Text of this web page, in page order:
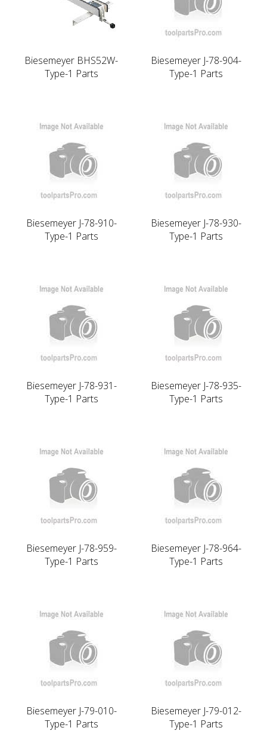
Biesemeyer BHS52W-
Type-1 Parts
Biesemeyer J-78-904-
Type-1 Parts
Biesemeyer J-78-910-
Type-1 Parts
Biesemeyer J-78-930-
Type-1 Parts
Biesemeyer J-78-931-
Type-1 Parts
Biesemeyer J-78-935-
Type-1 Parts
Biesemeyer J-78-959-
Type-1 Parts
Biesemeyer J-78-964-
Type-1 Parts
Biesemeyer J-79-010-
Type-1 Parts
Biesemeyer J-79-012-
Type-1 Parts